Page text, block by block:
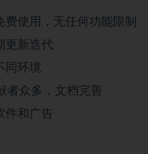
使用，无任何功能限制
更新迭代
同环境
者众多，文档完善
件和广告